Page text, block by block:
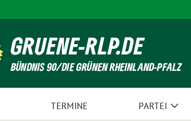
GRUENE-RLP.DE
BÜNDNIS 90/DIE GRÜNEN RHEINLAND-PFALZ
TERMINE PARTEI
Zeige